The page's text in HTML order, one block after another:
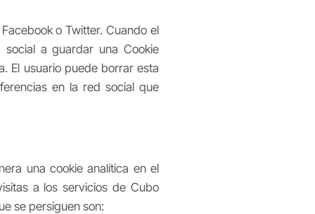
o Twitter. Cuando el
a guardar una Cookie
El usuario puede borrar esta
en la red social que
una cookie analítica en el
a los servicios de Cubo
se persiguen son: